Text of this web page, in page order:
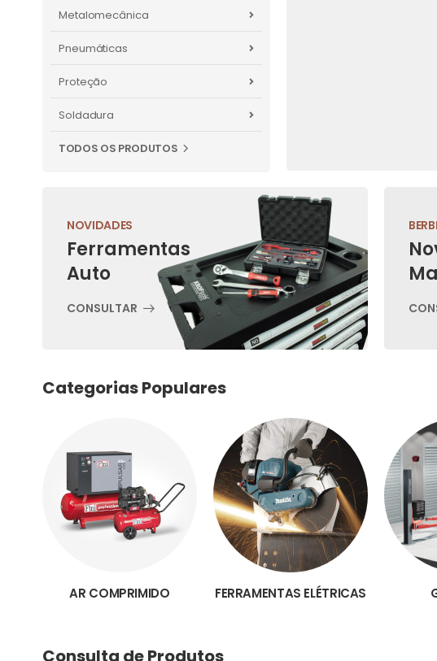
Metalomecânica
Pneumáticas
Proteção
Soldadura
TODOS OS PRODUTOS
NOVIDADES
Ferramentas
Auto
CONSULTAR
Categorias Populares
AR COMPRIMIDO FERRAMENTAS ELÉTRICAS
Consulta de Produtos